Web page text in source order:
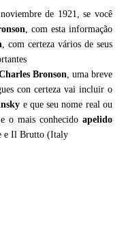
de 1921, se você
, com esta informação
, com certeza vários de seus
Bronson, uma breve
con certeza vai incluir o
e que seu nome real ou
o mais conhecido apelido
e Il Brutto (Italy